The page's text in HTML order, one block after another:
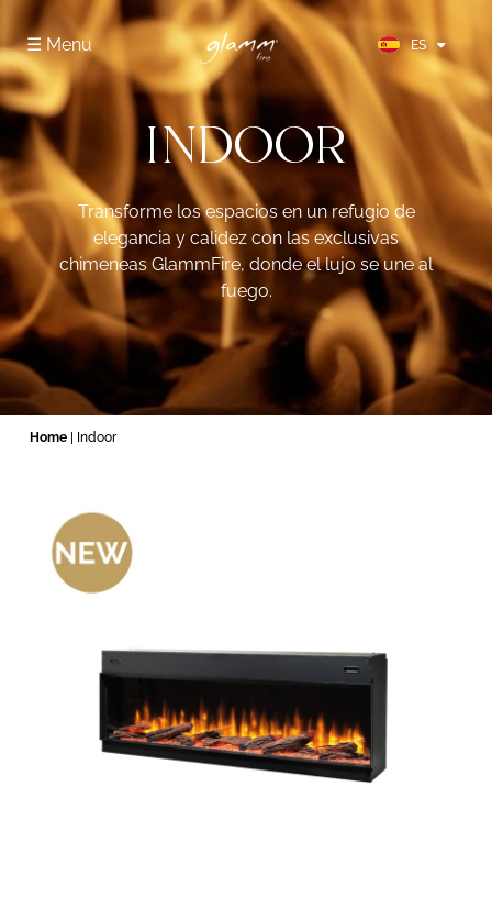
☰ Menu ES
DE
INDOOR
Transforme los espacios en un refugio de
elegancia y calidez con las exclusivas
chimeneas GlammFire, donde el lujo se une al
fuego.
Home | Indoor